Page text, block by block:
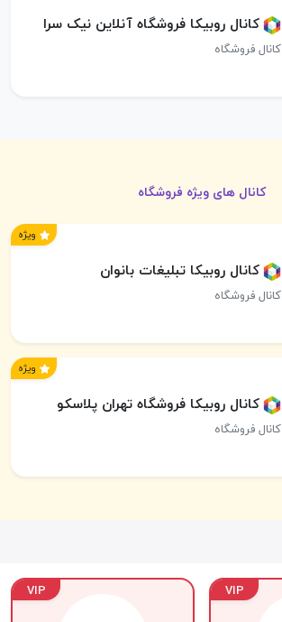
کانال روبیکا فروشگاه آنلاین نیک سرا
کانال فروشگاه
کانال های ویژه فروشگاه
ویژه
کانال روبیکا تبلیغات بانوان
کانال فروشگاه
ویژه
کانال روبیکا فروشگاه تهران پلاسکو
کانال فروشگاه
VIP
VIP